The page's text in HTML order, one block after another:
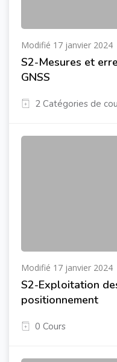
Modifié 17 janvier 2024
S2-Mesures et
GNSS
2 Catégories de
Modifié 17 janvier 2024
S2-Exploitation
positionnement
0 Cours